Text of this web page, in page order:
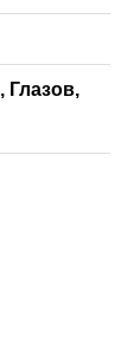
Глазов,